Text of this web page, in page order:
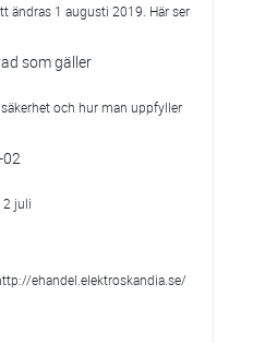
ändras 1 augusti 2019. Här ser
som gäller
och hur man uppfyller
2 juli
ehandel.elektroskandia.se/